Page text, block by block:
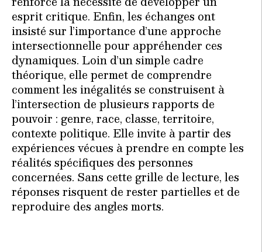
esprit critique. Enfin, les échanges ont
insisté sur l’importance d’une approche
intersectionnelle pour appréhender ces
dynamiques. Loin d’un simple cadre
théorique, elle permet de comprendre
comment les inégalités se construisent à
l’intersection de plusieurs rapports de
pouvoir : genre, race, classe, territoire,
contexte politique. Elle invite à partir des
expériences vécues à prendre en compte les
réalités spécifiques des personnes
concernées. Sans cette grille de lecture, les
réponses risquent de rester partielles et de
reproduire des angles morts.